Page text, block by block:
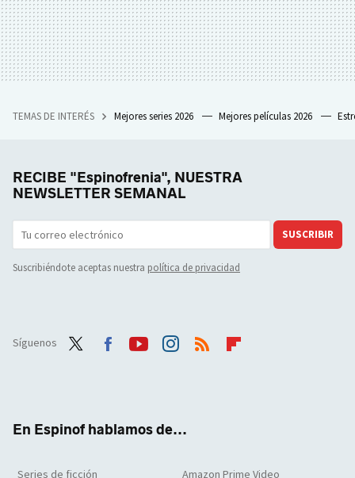
TEMAS DE INTERÉS Mejores series 2026 Mejores películas 2026
RECIBE "Espinofrenia", NUESTRA
NEWSLETTER SEMANAL
SUSCRIBIR
Suscribiéndote aceptas nuestra política de privacidad
Síguenos
En Espinof hablamos de...
Series de ficción Amazon Prime Video